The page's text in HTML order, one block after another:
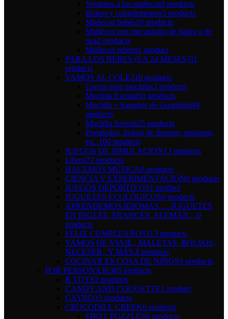
Vestimos a las muñecas9 products
Bolsos y complementos5 products
Muñecos bebés10 products
Muñecos con mecanismo de llanto o de
risa2 products
Muñecos reborn1 product
PARA LOS BEBES (0 A 24 MESES)31
products
VAMOS AL COLE210 products
Carros para mochilas3 products
Mochila Escolar51 products
Mochila y Saquitos de Guardería49
products
Mochila Juvenil25 products
Portatodos, bolsos de deporte, paraguas,
etc..100 products
JUEGOS DE SIMULACION13 products
Libros72 products
HACEMOS MÚSICA0 products
CIENCIA Y EXPERIMENTACIÓN0 products
JUEGOS DEPORTIVOS1 product
JUGUETES ECOLÓGICOS0 products
APRENDEMOS IDIOMAS…. JUGUETES
EN INGLÉS, FRANCÉS, ALEMÁN,,,,0
products
FELIZ CUMPLEAÑOS113 products
VAMOS DE VIAJE,, MALETAS, BOLSOS,
NECESER,, Y MÁS.8 products
COCINAR ES COSA DE NIÑOS3 products
POR PERSONAJE385 products
B TOYS2 products
CANDY AND COQUETTE1 product
CAYRO15 products
CROCODILE CREEK0 products
FIRST PUZZLES0 products